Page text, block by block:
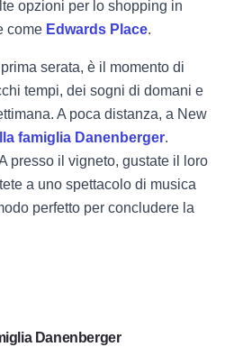
opzioni per lo shopping in
come Edwards Place.
serata, è il momento di
tempi, dei sogni di domani e
A poca distanza, a New
famiglia Danenberger.
presso il vigneto, gustate il loro
a uno spettacolo di musica
perfetto per concludere la
Danenberger
Danenberger